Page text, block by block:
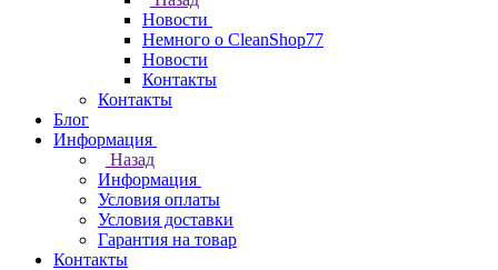
Новости
Немного о CleanShop77
Новости
Контакты
Контакты
Блог
Информация
Назад
Информация
Условия оплаты
Условия доставки
Гарантия на товар
Контакты